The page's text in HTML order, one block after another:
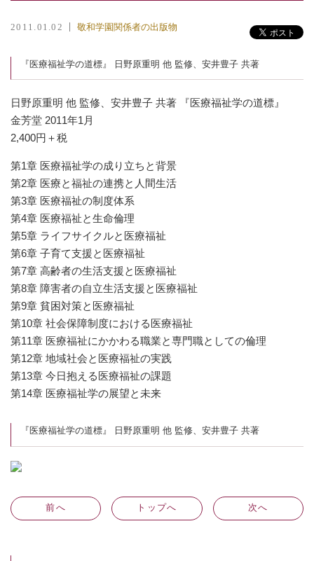
2011.01.02 敬和学園関係者の出版物
『医療福祉学の道標』 日野原重明 他 監修、安井豊子 共著
日野原重明 他 監修、安井豊子 共著 『医療福祉学の道標』
金芳堂 2011年1月
2,400円＋税
第1章 医療福祉学の成り立ちと背景
第2章 医療と福祉の連携と人間生活
第3章 医療福祉の制度体系
第4章 医療福祉と生命倫理
第5章 ライフサイクルと医療福祉
第6章 子育て支援と医療福祉
第7章 高齢者の生活支援と医療福祉
第8章 障害者の自立生活支援と医療福祉
第9章 貧困対策と医療福祉
第10章 社会保障制度における医療福祉
第11章 医療福祉にかかわる職業と専門職としての倫理
第12章 地域社会と医療福祉の実践
第13章 今日抱える医療福祉の課題
第14章 医療福祉学の展望と未来
『医療福祉学の道標』 日野原重明 他 監修、安井豊子 共著
前へ トップへ 次へ